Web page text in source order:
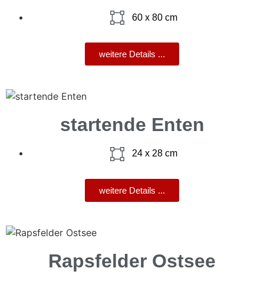
60 x 80 cm
weitere Details ...
startende Enten
24 x 28 cm
weitere Details ...
Rapsfelder Ostsee